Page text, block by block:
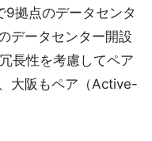
拠点のデータセンタ
データセンター開設
長性を考慮してペア
大阪もペア（Active-